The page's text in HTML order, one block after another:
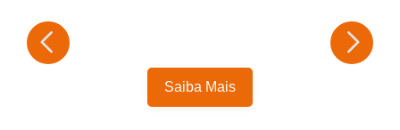
Saiba Mais